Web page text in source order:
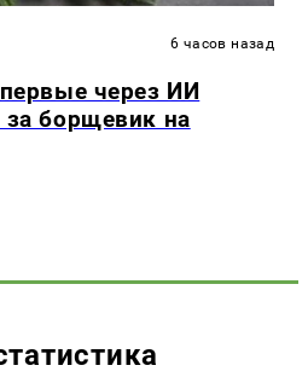
6 часов назад
через ИИ
борщевик на